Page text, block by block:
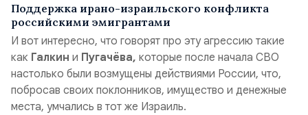
Поддержка ирано-израильского конфликта
российскими эмигрантами
И вот интересно, что говорят про эту агрессию такие
как Галкин и Пугачёва, которые после начала СВО
настолько были возмущены действиями России, что,
побросав своих поклонников, имущество и денежные
места, умчались в тот же Израиль.